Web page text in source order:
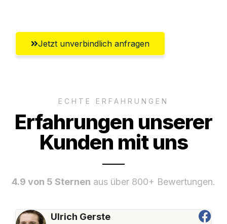
Jetzt unverbindlich anfragen
ECHTE ERFAHRUNGEN
Erfahrungen unserer
Kunden mit uns
4.9 von 5 Sternen aus über 800+ Bewertungen.
Ulrich Gerste